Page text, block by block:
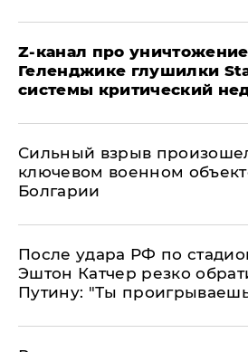
Z-канал про
Геленджике глушилки
системы критический
Сильный взрыв
ключевом военном
Болгарии
После удара РФ по
Эштон Катчер резко
Путину: "Ты